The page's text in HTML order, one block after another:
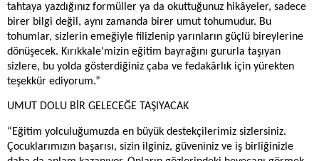
tahtaya yazdığınız formüller ya da okuttuğunuz hikâyeler, sadece
birer bilgi değil, aynı zamanda birer umut tohumudur. Bu
tohumlar, sizlerin emeğiyle filizlenip yarınların güçlü bireylerine
dönüşecek. Kırıkkale'mizin eğitim bayrağını gururla taşıyan
sizlere, bu yolda gösterdiğiniz çaba ve fedakârlık için yürekten
teşekkür ediyorum.”
UMUT DOLU BİR GELECEĞE TAŞIYACAK
“Eğitim yolculuğumuzda en büyük destekçilerimiz sizlersiniz.
Çocuklarımızın başarısı, sizin ilginiz, güveniniz ve iş birliğinizle